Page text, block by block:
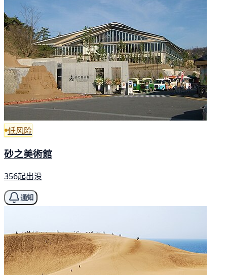
低风险
砂之美術館
356起出没
通知